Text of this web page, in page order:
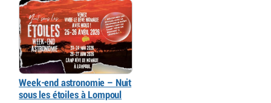
Week-end astronomie – Nuit
sous les étoiles à Lompoul